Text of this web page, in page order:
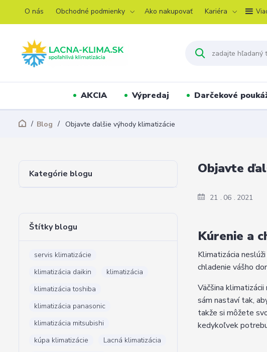
O nás Obchodné podmienky Ako nakupovať Kariéra
AKCIA Výpredaj Darčekové
Blog Objavte ďalšie výhody klimatizácie
Kategórie blogu
Štítky blogu
servis klimatizácie
klimatizácia daikin
klimatizácia
klimatizácia toshiba
klimatizácia panasonic
klimatizácia mitsubishi
kúpa klimatizácie
Lacná klimatizácia
21 06 2021
Objavte
Kúrenie a
Klimatizácia
chladenie vášho
Väčšina
sám nastaví tak,
takže si môžete
kedykoľvek